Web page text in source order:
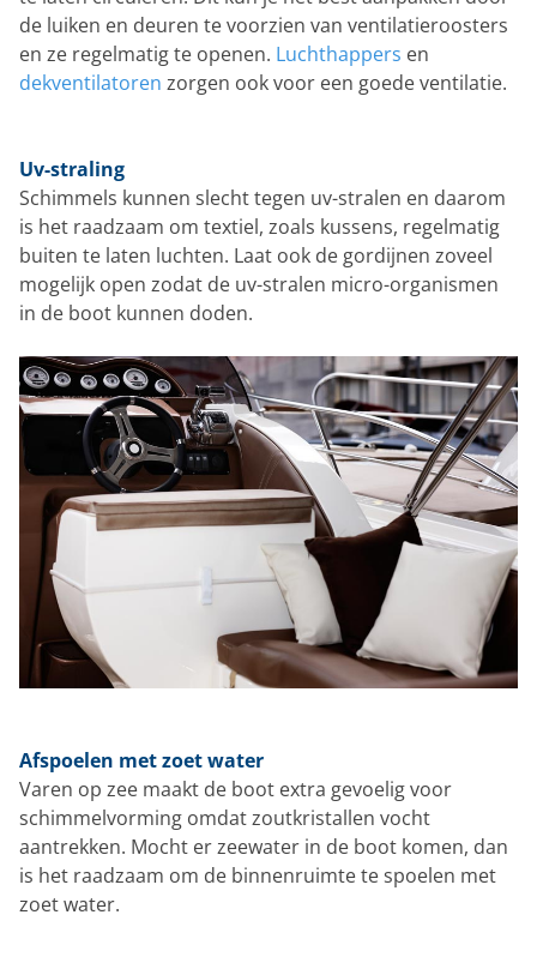
de luiken en deuren te voorzien van ventilatieroosters
en ze regelmatig te openen. Luchthappers en
dekventilatoren zorgen ook voor een goede ventilatie.
Uv-straling
Schimmels kunnen slecht tegen uv-stralen en daarom
is het raadzaam om textiel, zoals kussens, regelmatig
buiten te laten luchten. Laat ook de gordijnen zoveel
mogelijk open zodat de uv-stralen micro-organismen
in de boot kunnen doden.
Afspoelen met zoet water
Varen op zee maakt de boot extra gevoelig voor
schimmelvorming omdat zoutkristallen vocht
aantrekken. Mocht er zeewater in de boot komen, dan
is het raadzaam om de binnenruimte te spoelen met
zoet water.